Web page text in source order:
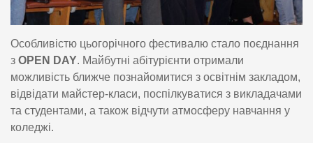
Особливістю цьогорічного фестивалю стало поєднання
з OPEN DAY. Майбутні абітурієнти отримали
можливість ближче познайомитися з освітнім закладом,
відвідати майстер-класи, поспілкуватися з викладачами
та студентами, а також відчути атмосферу навчання у
коледжі.